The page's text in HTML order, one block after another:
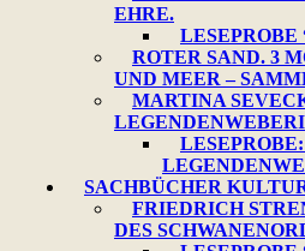
EHRE.
ROTER SAND. 3
UND MEER –
MARTINA
SACHBÜCHER
FRIEDRICH
DES